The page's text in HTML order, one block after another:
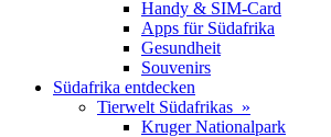
Handy & SIM-Card
Apps für Südafrika
Gesundheit
Souvenirs
Südafrika entdecken
Tierwelt Südafrikas »
Kruger Nationalpark